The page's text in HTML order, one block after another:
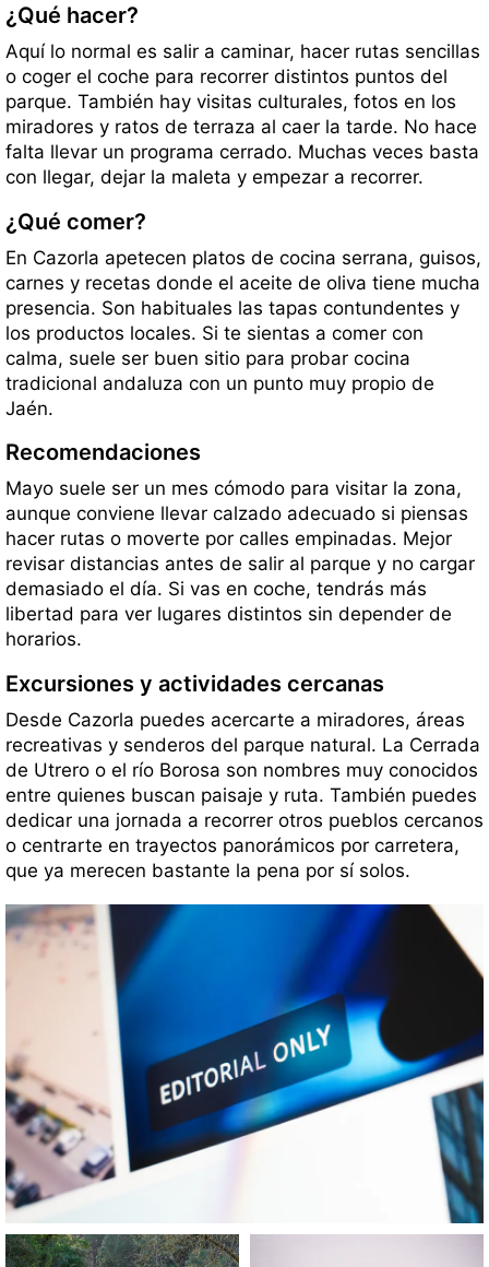
¿Qué hacer?
Aquí lo normal es salir a caminar, hacer rutas sencillas
o coger el coche para recorrer distintos puntos del
parque. También hay visitas culturales, fotos en los
miradores y ratos de terraza al caer la tarde. No hace
falta llevar un programa cerrado. Muchas veces basta
con llegar, dejar la maleta y empezar a recorrer.
¿Qué comer?
En Cazorla apetecen platos de cocina serrana, guisos,
carnes y recetas donde el aceite de oliva tiene mucha
presencia. Son habituales las tapas contundentes y
los productos locales. Si te sientas a comer con
calma, suele ser buen sitio para probar cocina
tradicional andaluza con un punto muy propio de
Jaén.
Recomendaciones
Mayo suele ser un mes cómodo para visitar la zona,
aunque conviene llevar calzado adecuado si piensas
hacer rutas o moverte por calles empinadas. Mejor
revisar distancias antes de salir al parque y no cargar
demasiado el día. Si vas en coche, tendrás más
libertad para ver lugares distintos sin depender de
horarios.
Excursiones y actividades cercanas
Desde Cazorla puedes acercarte a miradores, áreas
recreativas y senderos del parque natural. La Cerrada
de Utrero o el río Borosa son nombres muy conocidos
entre quienes buscan paisaje y ruta. También puedes
dedicar una jornada a recorrer otros pueblos cercanos
o centrarte en trayectos panorámicos por carretera,
que ya merecen bastante la pena por sí solos.